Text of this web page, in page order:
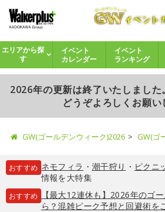
エリアから探
す
イベント
カレンダー
イベント
ランキング
2026年の更新は終了いたしまし
どうぞよろしくお願い
GW(ゴールデンウィーク)2026 GW(ゴ
おすすめ ネモフィラ ・ 潮干狩り ・ ピクニ
情報を大特集
おすすめ
【最大12連休も】2026年のゴ
ら？混雑ピーク予想と回避術を